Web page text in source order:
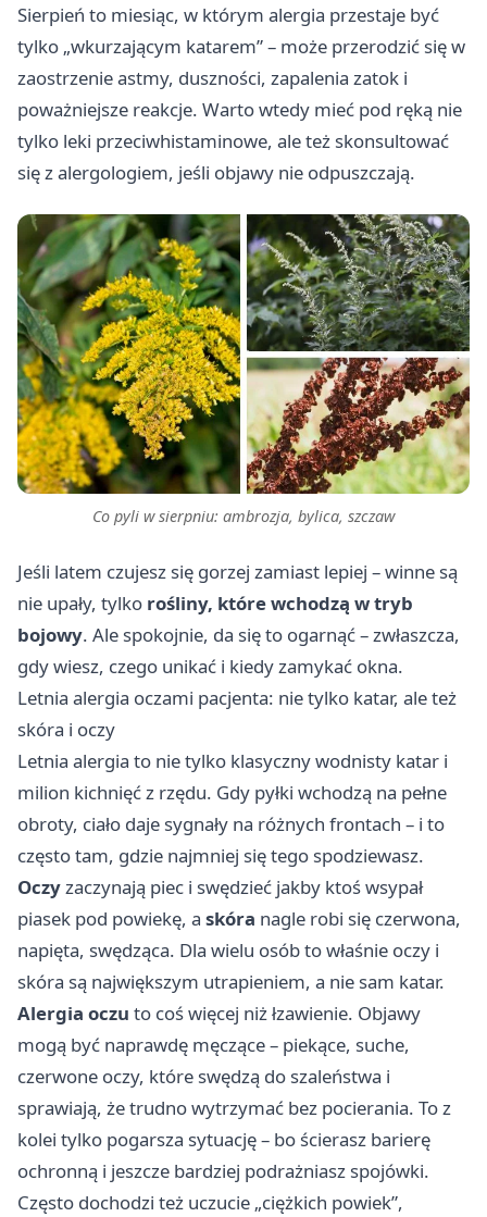
Sierpień to miesiąc, w którym alergia przestaje być
tylko „wkurzającym katarem” – może przerodzić się w
zaostrzenie astmy, duszności, zapalenia zatok i
poważniejsze reakcje. Warto wtedy mieć pod ręką nie
tylko leki przeciwhistaminowe, ale też skonsultować
się z alergologiem, jeśli objawy nie odpuszczają.
Co pyli w sierpniu: ambrozja, bylica, szczaw
Jeśli latem czujesz się gorzej zamiast lepiej – winne są
nie upały, tylko rośliny, które wchodzą w tryb
bojowy. Ale spokojnie, da się to ogarnąć – zwłaszcza,
gdy wiesz, czego unikać i kiedy zamykać okna.
Letnia alergia oczami pacjenta: nie tylko katar, ale też
skóra i oczy
Letnia alergia to nie tylko klasyczny wodnisty katar i
milion kichnięć z rzędu. Gdy pyłki wchodzą na pełne
obroty, ciało daje sygnały na różnych frontach – i to
często tam, gdzie najmniej się tego spodziewasz.
Oczyzaczynają piec i swędzieć jakby ktoś wsypał
piasek pod powiekę, a skóra nagle robi się czerwona,
napięta, swędząca. Dla wielu osób to właśnie oczy i
skóra są największym utrapieniem, a nie sam katar.
Alergia oczu to coś więcej niż łzawienie. Objawy
mogą być naprawdę męczące – piekące, suche,
czerwone oczy, które swędzą do szaleństwa i
sprawiają, że trudno wytrzymać bez pocierania. To z
kolei tylko pogarsza sytuację – bo ścierasz barierę
ochronną i jeszcze bardziej podrażniasz spojówki.
Często dochodzi też uczucie „ciężkich powiek”,